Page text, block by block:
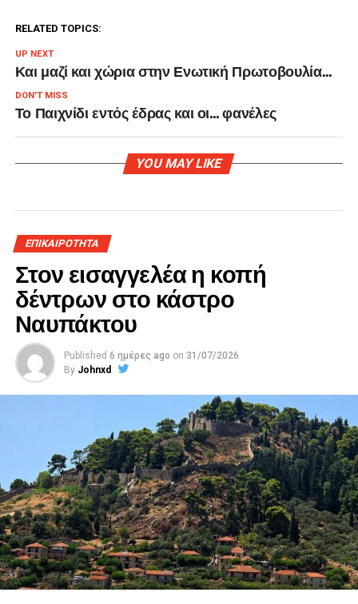
RELATED TOPICS:
UP NEXT
Και μαζί και χώρια στην Ενωτική Πρωτοβουλία…
DON'T MISS
Το Παιχνίδι εντός έδρας και οι… φανέλες
YOU MAY LIKE
ΕΠΙΚΑΙΡΟΤΗΤΑ
Στον εισαγγελέα η κοπή
δέντρων στο κάστρο
Ναυπάκτου
Published 6 ημέρες ago on 31/07/2026
By Johnxd